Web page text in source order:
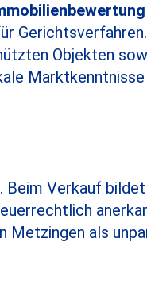
Objekten
Verkauf
als